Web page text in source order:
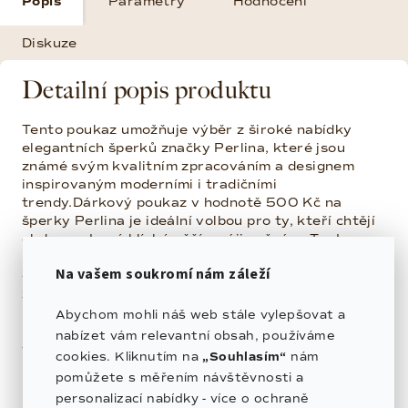
Na vašem soukromí nám záleží
Abychom mohli náš web stále vylepšovat a
nabízet vám relevantní obsah, používáme
cookies. Kliknutím na „Souhlasím“ nám
pomůžete s měřením návštěvnosti a
personalizací nabídky - více o ochraně
Diskuze
Detailní popis produktu
Tento poukaz umožňuje výběr z široké nabídky
elegantních šperků značky Perlina, které jsou
známé svým kvalitním zpracováním a designem
inspirovaným moderními i tradičními
trendy.Dárkový poukaz v hodnotě 500 Kč na
šperky Perlina je ideální volbou pro ty, kteří chtějí
obdarovat své blízké něčím výjimečným. Tento
elegantních šperků značky Perlina, které jsou
známé svým kvalitním zpracováním a designem
inspirovaným moderními i tradičními trendy.
Výhody poukazu:
• Platnost na celou kolekci šperků Perlina